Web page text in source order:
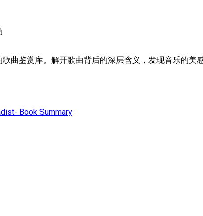
曲鉴赏库。解开歌曲背后的深层含义，发现音乐的
Book Summary